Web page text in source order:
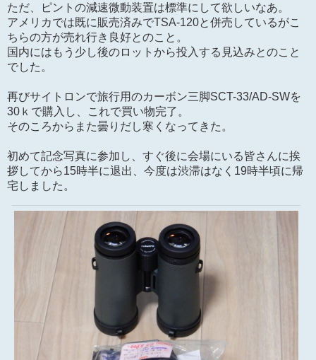
ただ、ピントの減速微動装置は標準にして欲しいなあ。
アメリカでは既に販売済みでTSA-120と併売しているがこ
ちらの方が売れ行き良好とのこと。
国内にはもう少し後のロットから投入する見込みとのこと
でした。
再びサイトロンで旅行用のカーボン三脚SCT-33/AD-SWを
30ｋで購入し、これで買い物完了。
そのころからまた曇りだし寒くなってきた。
初めて記念写真に参加し、すぐ後に会場にいる皆さんに挨
拶してから15時半に退出、今度は渋滞はなく19時半頃に帰
宅しました。